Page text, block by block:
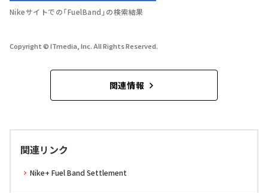
Nikeサイトでの「FuelBand」の検索結果
Copyright © ITmedia, Inc. All Rights Reserved.
関連情報
関連リンク
Nike+ Fuel Band Settlement